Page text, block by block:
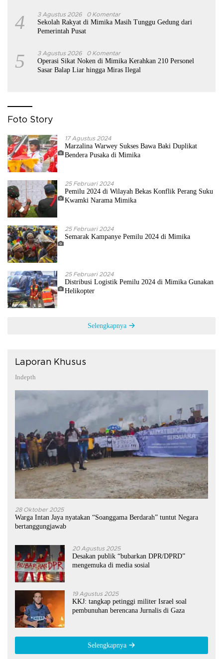
4 3 Agustus 2026 0 Komentar
Sekolah Rakyat di Mimika Masih Tunggu Gedung dari
Pemerintah Pusat
5 3 Agustus 2026 0 Komentar
Operasi Sikat Noken di Mimika Kerahkan 210 Personel
Sasar Balap Liar hingga Miras Ilegal
Foto Story
17 Agustus 2024
Marzalina Warwey Sukses Bawa Baki Duplikat
Bendera Pusaka di Mimika
25 Februari 2024
Pemilu 2024 di Wilayah Bekas Konflik Perang Suku
Kwamki Narama Mimika
25 Februari 2024
Semarak Kampanye Pemilu 2024 di Mimika
25 Februari 2024
Distribusi Logistik Pemilu 2024 di Mimika Gunakan
Helikopter
Selengkapnya
Laporan Khusus
Indepth
28 Oktober 2025
Warga Intan Jaya nyatakan “Soanggama Berdarah” tuntut Negara
bertanggungjawab
20 Agustus 2025
Desakan publik “bubarkan DPR/DPRD”
mengemuka di media sosial
19 Agustus 2025
KKJ: tangkap petinggi militer Israel soal
pembunuhan berencana Jurnalis di Gaza
Selengkapnya